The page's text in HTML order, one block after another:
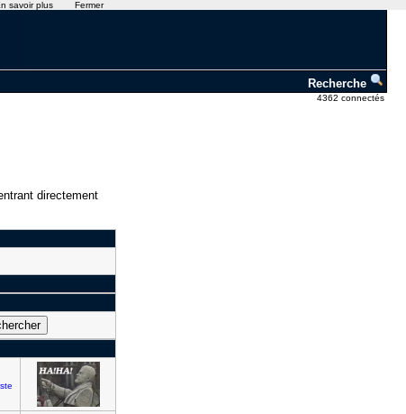
Recherche
4362 connectés
directement
savoir plus Fermer